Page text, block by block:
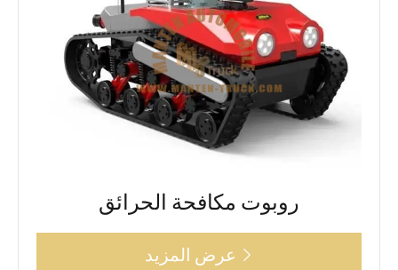
روبوت مكافحة الحرائق
عرض المزيد 